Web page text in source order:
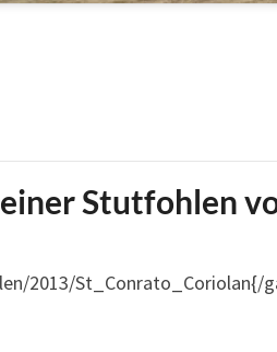
Stutfohlen
2013/St_Conrato_Coriolan{/